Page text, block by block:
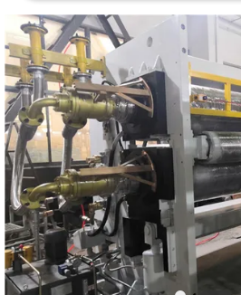
질
관
리
연
락
주
세